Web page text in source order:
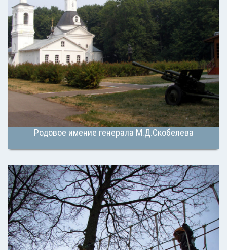
Родовое имение генерала М.Д.Скобелева